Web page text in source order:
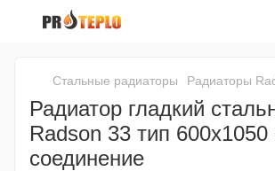
Стальные радиаторы Радиаторы
Радиатор гладкий
Radson 33 тип
соединение